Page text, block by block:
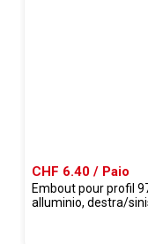
CHF 6.40 / Paio
Embout pour profil
alluminio, destra/